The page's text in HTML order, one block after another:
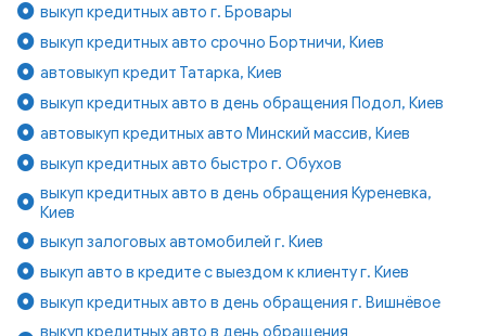
выкуп кредитных авто г. Бровары
выкуп кредитных авто срочно Бортничи, Киев
автовыкуп кредит Татарка, Киев
выкуп кредитных авто в день обращения Подол, Киев
автовыкуп кредитных авто Минский массив, Киев
выкуп кредитных авто быстро г. Обухов
выкуп кредитных авто в день обращения Куреневка,
Киев
выкуп залоговых автомобилей г. Киев
выкуп авто в кредите с выездом к клиенту г. Киев
выкуп кредитных авто в день обращения г. Вишнёвое
выкуп кредитных авто в день обращения